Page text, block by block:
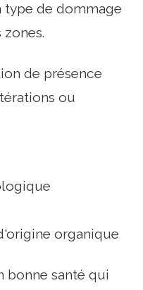
type de dommage
de présence
ou
organique
bonne santé qui